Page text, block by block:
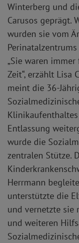
Winterberg und
Carusos geprägt.
wurden sie vom
„Sie waren
Zeit“, erzählt Lisa
meint die 36-
Entlassung
wurde die
zentralen Stütze.
Herrmann
unterstützte die
und vernetzte sie
und weiteren